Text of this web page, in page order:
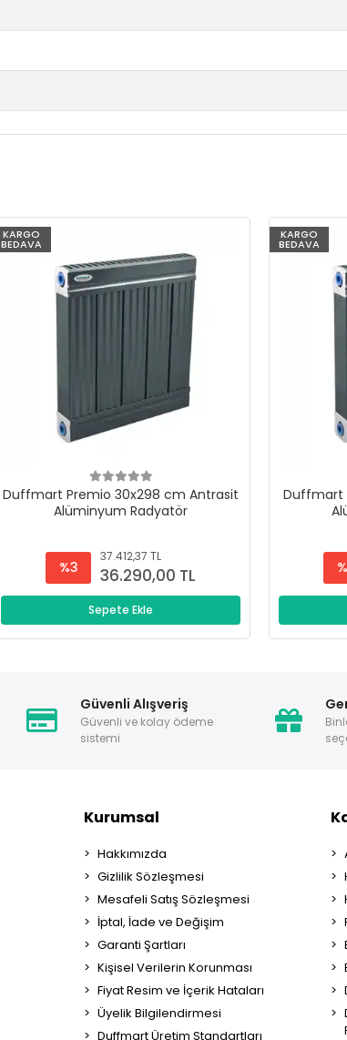
KARGO
BEDAVA
Duffmart Premio 30x298 cm Antrasit
Alüminyum Radyatör
%3
37.412,37 TL
36.290,00 TL
Sepete Ekle
KARGO
BEDAVA
Duffmart
Güvenli Alışveriş
Güvenli ve kolay ödeme
sistemi
Kurumsal
Hakkımızda
Gizlilik Sözleşmesi
Mesafeli Satış Sözleşmesi
İptal, İade ve Değişim
Garanti Şartları
Kişisel Verilerin Korunması
Fiyat Resim ve İçerik Hataları
Üyelik Bilgilendirmesi
Duffmart Üretim Standartları